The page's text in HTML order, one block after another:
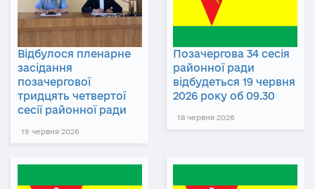
Відбулося пленарне
засідання
позачергової
тридцять четвертої
сесії районної ради
19 червня 2026
Позачергова 34 сесія
районної ради
відбудеться 19 червня
2026 року об 09.30
18 червня 2026